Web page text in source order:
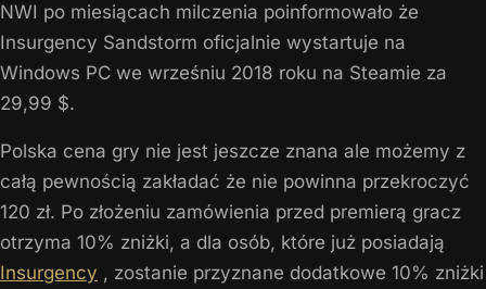
NWI po miesiącach milczenia poinformowało że
Insurgency Sandstorm oficjalnie wystartuje na
Windows PC we wrześniu 2018 roku na Steamie za
29,99 $.
Polska cena gry nie jest jeszcze znana ale możemy z
całą pewnością zakładać że nie powinna przekroczyć
120 zł. Po złożeniu zamówienia przed premierą gracz
otrzyma 10% zniżki, a dla osób, które już posiadają
Insurgency , zostanie przyznane dodatkowe 10% zniżki